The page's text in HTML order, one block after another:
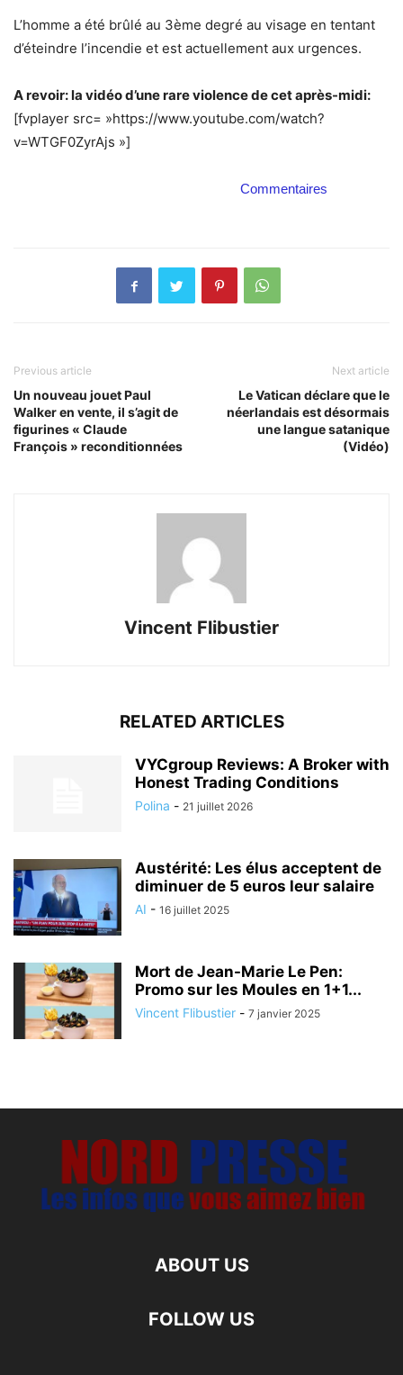
L’homme a été brûlé au 3ème degré au visage en tentant
d’éteindre l’incendie et est actuellement aux urgences.
A revoir: la vidéo d’une rare violence de cet après-midi:
[fvplayer src= »https://www.youtube.com/watch?
v=WTGF0ZyrAjs »]
Commentaires
Previous article
Un nouveau jouet Paul
Walker en vente, il s’agit de
figurines « Claude
François » reconditionnées
Next article
Le Vatican déclare que le
néerlandais est désormais
une langue satanique
(Vidéo)
Vincent Flibustier
RELATED ARTICLES
VYCgroup Reviews: A Broker with
Honest Trading Conditions
Polina - 21 juillet 2026
Austérité: Les élus acceptent de
diminuer de 5 euros leur salaire
AI - 16 juillet 2025
Mort de Jean-Marie Le Pen:
Promo sur les Moules en 1+1...
Vincent Flibustier - 7 janvier 2025
ABOUT US
FOLLOW US